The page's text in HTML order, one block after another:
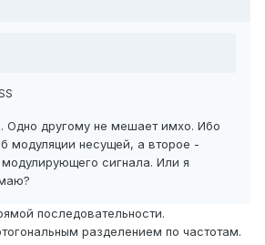
Одно другому не мешает имхо. Ибо
модуляции несущей, а второе -
сигнала. Или я
последовательности.
разделением по частотам.